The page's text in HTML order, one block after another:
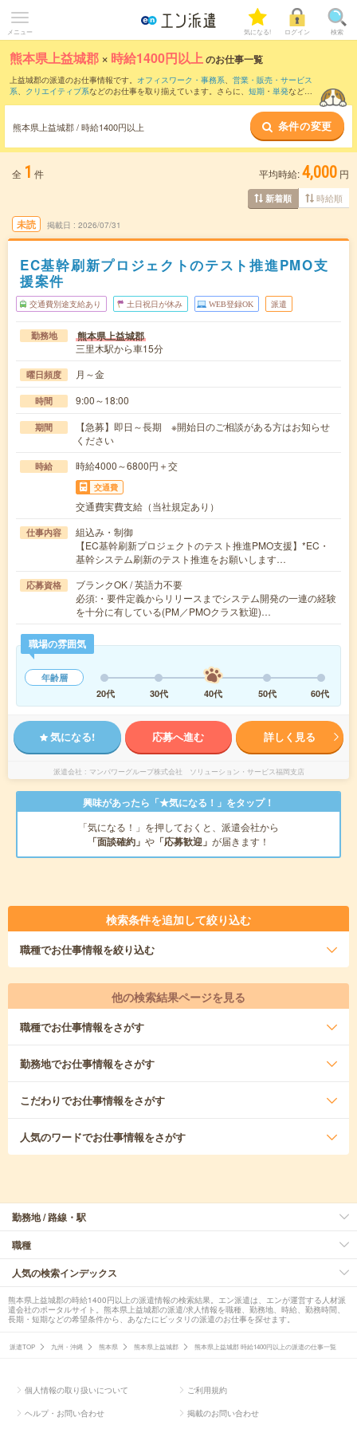
メニュー 気になる! ログイン 検索
熊本県上益城郡 × 時給1400円以上のお仕事一覧
上益城郡の派遣のお仕事情報です。 オフィスワーク・事務系、 営業・販売・サービス
系、 クリエイティブ系などのお仕事を取り揃えています。さらに、 短期 ・ 単発などの
熊本県上益城郡 / 時給1400円以上 条件の変更
全 1 件 平均時給:4,000 円
新着順 時給順
未読 掲載日 2026/07/31
EC基幹刷新プロジェクトのテスト推進PMO支
援案件
交通費別途支給あり 土日祝日が休み WEB登録OK 派遣
勤務地 熊本県上益城郡
三里木駅から車15分
曜日頻度 月～金
時間 9:00～18:00
期間
【急募】即日～長期 ※開始日のご相談がある方はお知らせ
ください
時給 時給4000～6800円＋交
交通費
交通費実費支給（当社規定あり）
仕事内容
組込み・制御
【EC基幹刷新プロジェクトのテスト推進PMO支援】*EC・
基幹システム刷新のテスト推進をお願いします…
応募資格
ブランクOK / 英語力不要
必須:・要件定義からリリースまでシステム開発の一連の経験
を十分に有している(PM／PMOクラス歓迎)…
職場の雰囲気
年齢層
20代
30代 40代 50代 60代
気になる! 応募へ進む 詳しく見る
派遣会社 マンパワーグループ株式会社 ソリューション・サービス福岡支店
興味があったら「★気になる！」をタップ！
「気になる！」を押しておくと、派遣会社から
「面談確約」 や 「応募歓迎」 が届きます！
検索条件を追加して絞り込む
職種でお仕事情報を絞り込む
他の検索結果ページを見る
職種でお仕事情報をさがす
勤務地でお仕事情報をさがす
こだわりでお仕事情報をさがす
人気のワードでお仕事情報をさがす
勤務地 / 路線・駅
職種
人気の検索インデックス
熊本県上益城郡の時給1400円以上の派遣情報の検索結果。エン派遣は、エンが運営する人材派
遣会社のポータルサイト。熊本県上益城郡の派遣/求人情報を職種、勤務地、時給、勤務時間、
長期・短期などの希望条件から、あなたにピッタリの派遣のお仕事を探せます。
派遣TOP 九州・沖縄 熊本県 熊本県上益城郡 熊本県上益城郡 時給1400円以上の派遣の仕事一覧
個人情報の取り扱いについて ご利用規約
ヘルプ・お問い合わせ 掲載のお問い合わせ